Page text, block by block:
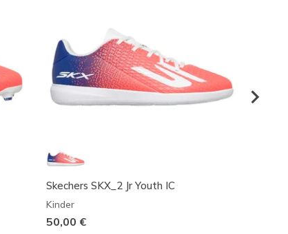
Skechers SKX_2 Jr Youth IC
Kinder
50,00 €